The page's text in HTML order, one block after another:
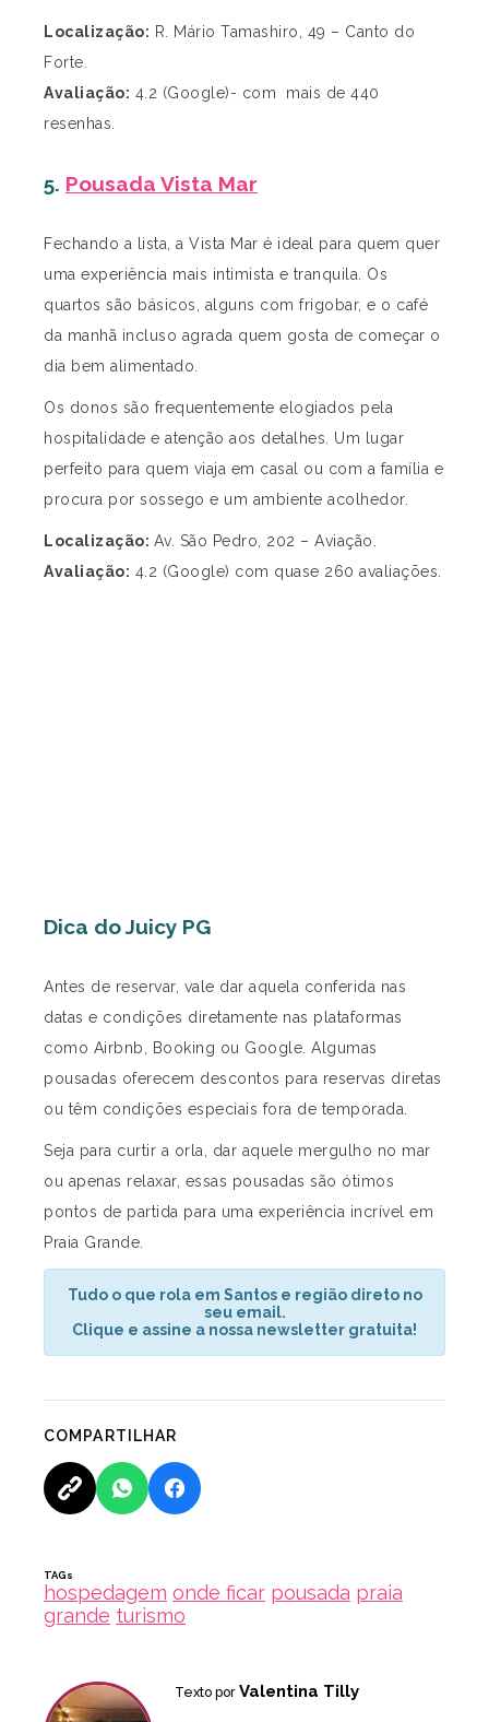
Localização: R. Mário Tamashiro, 49 – Canto do
Forte.
Avaliação: 4.2 (Google)- com mais de 440
resenhas.
5. Pousada Vista Mar
Fechando a lista, a Vista Mar é ideal para quem quer
uma experiência mais intimista e tranquila. Os
quartos são básicos, alguns com frigobar, e o café
da manhã incluso agrada quem gosta de começar o
dia bem alimentado.
Os donos são frequentemente elogiados pela
hospitalidade e atenção aos detalhes. Um lugar
perfeito para quem viaja em casal ou com a família e
procura por sossego e um ambiente acolhedor.
Localização: Av. São Pedro, 202 – Aviação.
Avaliação: 4.2 (Google) com quase 260 avaliações.
Dica do Juicy PG
Antes de reservar, vale dar aquela conferida nas
datas e condições diretamente nas plataformas
como Airbnb, Booking ou Google. Algumas
pousadas oferecem descontos para reservas diretas
ou têm condições especiais fora de temporada.
Seja para curtir a orla, dar aquele mergulho no mar
ou apenas relaxar, essas pousadas são ótimos
pontos de partida para uma experiência incrível em
Praia Grande.
Tudo o que rola em Santos e região direto no
seu email.
Clique e assine a nossa newsletter gratuita!
COMPARTILHAR
TAGs
hospedagem onde ficar pousada praia
grande turismo
Texto por Valentina Tilly